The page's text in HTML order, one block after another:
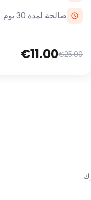
صالحة لمدة 30 يوم
€25.00
€11.00